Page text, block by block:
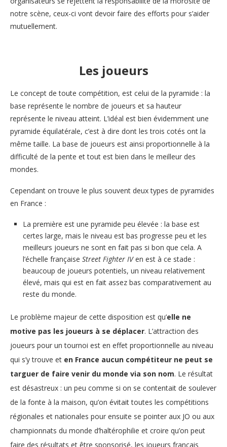
notre scène, ceux-ci vont devoir faire des efforts pour s’aider
mutuellement.
Les joueurs
Le concept de toute compétition, est celui de la pyramide : la
base représente le nombre de joueurs et sa hauteur
représente le niveau atteint. L’idéal est bien évidemment une
pyramide équilatérale, c’est à dire dont les trois cotés ont la
même taille. La base de joueurs est ainsi proportionnelle à la
difficulté de la pente et tout est bien dans le meilleur des
mondes.
Cependant on trouve le plus souvent deux types de pyramides
en France :
La première est une pyramide peu élevée : la base est
certes large, mais le niveau est bas progresse peu et les
meilleurs joueurs ne sont en fait pas si bon que cela. A
l’échelle française Street Fighter IVen est à ce stade :
beaucoup de joueurs potentiels, un niveau relativement
élevé, mais qui est en fait assez bas comparativement au
reste du monde.
Le problème majeur de cette disposition est qu’elle ne
motive pas les joueurs à se déplacer. L’attraction des
joueurs pour un tournoi est en effet proportionnelle au niveau
qui s’y trouve et en France aucun compétiteur ne peut se
targuer de faire venir du monde via son nom. Le résultat
est désastreux : un peu comme si on se contentait de soulever
de la fonte à la maison, qu’on évitait toutes les compétitions
régionales et nationales pour ensuite se pointer aux JO ou aux
championnats du monde d’haltérophilie et croire qu’on peut
faire des résultats et être sponsorisé, les joueurs français